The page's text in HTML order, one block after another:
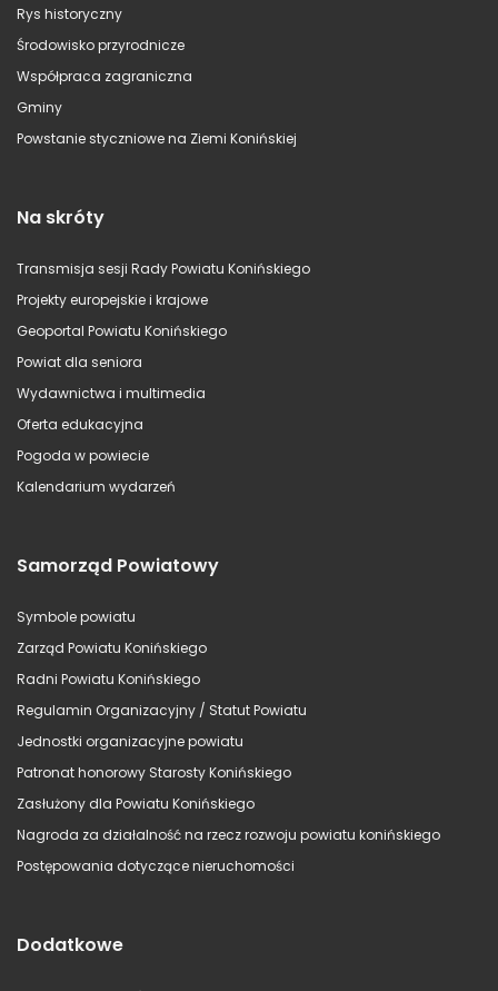
Rys historyczny
Środowisko przyrodnicze
Współpraca zagraniczna
Gminy
Powstanie styczniowe na Ziemi Konińskiej
Na skróty
Transmisja sesji Rady Powiatu Konińskiego
Projekty europejskie i krajowe
Geoportal Powiatu Konińskiego
Powiat dla seniora
Wydawnictwa i multimedia
Oferta edukacyjna
Pogoda w powiecie
Kalendarium wydarzeń
Samorząd Powiatowy
Symbole powiatu
Zarząd Powiatu Konińskiego
Radni Powiatu Konińskiego
Regulamin Organizacyjny / Statut Powiatu
Jednostki organizacyjne powiatu
Patronat honorowy Starosty Konińskiego
Zasłużony dla Powiatu Konińskiego
Nagroda za działalność na rzecz rozwoju powiatu konińskiego
Postępowania dotyczące nieruchomości
Dodatkowe